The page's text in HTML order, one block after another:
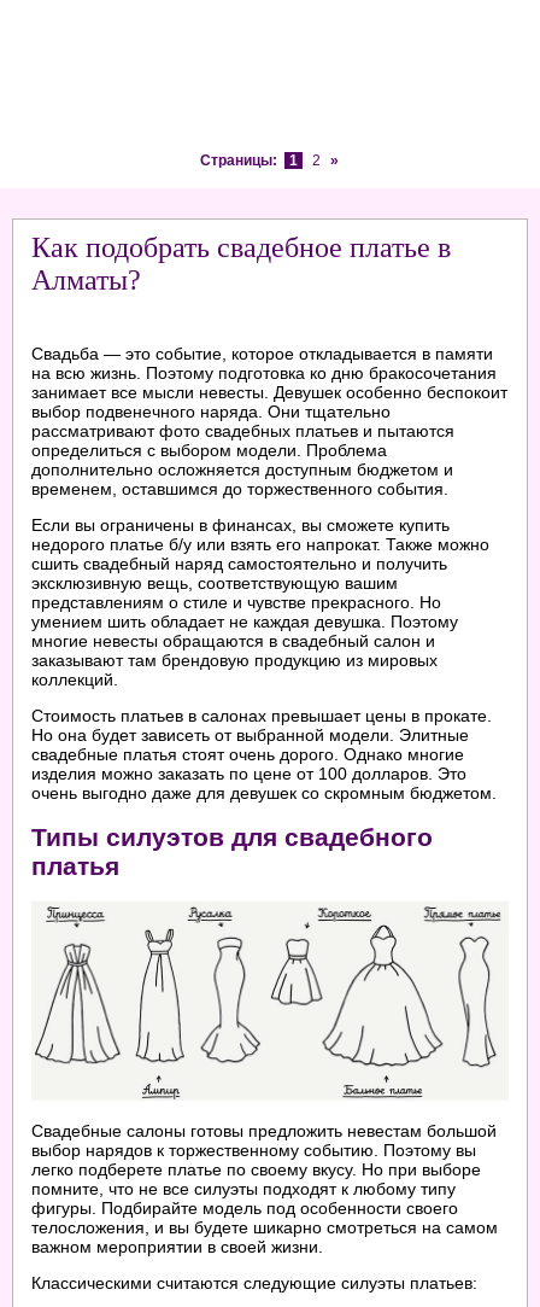
Страницы: 1 2 »
Как подобрать свадебное платье в
Алматы?
Свадьба — это событие, которое откладывается в памяти
на всю жизнь. Поэтому подготовка ко дню бракосочетания
занимает все мысли невесты. Девушек особенно беспокоит
выбор подвенечного наряда. Они тщательно
рассматривают фото свадебных платьев и пытаются
определиться с выбором модели. Проблема
дополнительно осложняется доступным бюджетом и
временем, оставшимся до торжественного события.
Если вы ограничены в финансах, вы сможете купить
недорого платье б/у или взять его напрокат. Также можно
сшить свадебный наряд самостоятельно и получить
эксклюзивную вещь, соответствующую вашим
представлениям о стиле и чувстве прекрасного. Но
умением шить обладает не каждая девушка. Поэтому
многие невесты обращаются в свадебный салон и
заказывают там брендовую продукцию из мировых
коллекций.
Стоимость платьев в салонах превышает цены в прокате.
Но она будет зависеть от выбранной модели. Элитные
свадебные платья стоят очень дорого. Однако многие
изделия можно заказать по цене от 100 долларов. Это
очень выгодно даже для девушек со скромным бюджетом.
Типы силуэтов для свадебного
платья
Свадебные салоны готовы предложить невестам большой
выбор нарядов к торжественному событию. Поэтому вы
легко подберете платье по своему вкусу. Но при выборе
помните, что не все силуэты подходят к любому типу
фигуры. Подбирайте модель под особенности своего
телосложения, и вы будете шикарно смотреться на самом
важном мероприятии в своей жизни.
Классическими считаются следующие силуэты платьев: